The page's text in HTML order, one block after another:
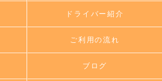
ドライバー紹介
ご利用の流れ
ブログ